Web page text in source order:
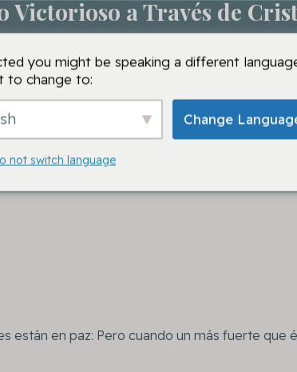
Victorioso a Través de
Escuelas VMTC VMTC Oración
están en paz: Pero cuando un más fuerte
you might be speaking a different
to change to:
Change
not switch language